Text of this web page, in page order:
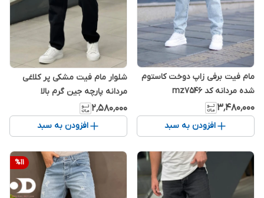
مام فیت برفی زاپ دوخت کاستوم
شده مردانه کد mz7546
۳٬۴۸۰٬۰۰۰
افزودن به سبد
شلوار مام فیت مشکی پر کلاغی
مردانه پارچه جین گرم بالا
۲٬۵۸۰٬۰۰۰
افزودن به سبد
%11